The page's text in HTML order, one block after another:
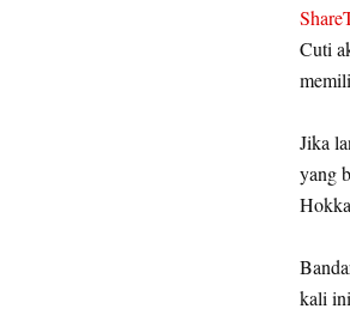
Share
Cuti
Jika
yang
kali